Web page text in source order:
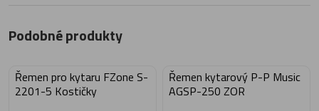
Podobné produkty
Řemen pro kytaru FZone S-
2201-5 Kostičky
Řemen kytarový P-P Music
AGSP-250 ZOR